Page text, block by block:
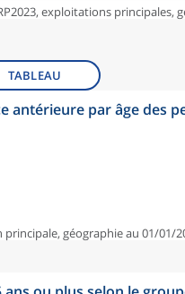
exploitations principales,
TABLEAU
antérieure par âge
géographie au 01/01/